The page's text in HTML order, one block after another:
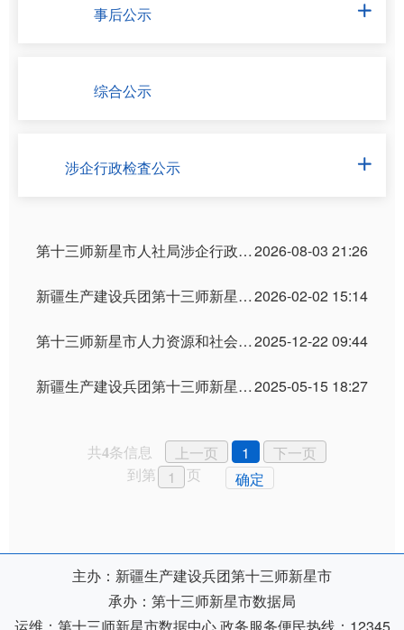
事后公示 
综合公示
涉企行政检査公示 
2026-08-03 21:26
第十三师新星市人社局涉企行政检查事项清单及2026年度检查行政检查计划
2026-02-02 15:14
新疆生产建设兵团第十三师新星市人力资源和社会保障局关于公布行政执法人员信息的公告
2025-12-22 09:44
第十三师新星市人力资源和社会保障局随机抽查事项清单
2025-05-15 18:27
新疆生产建设兵团第十三师新星市 人力资源和社会保障局关于公布 行政执法人员信息的公告
共4条信息 上一页 1
下一页
到第
页 确定
主办：新疆生产建设兵团第十三师新星市
承办：第十三师新星市数据局